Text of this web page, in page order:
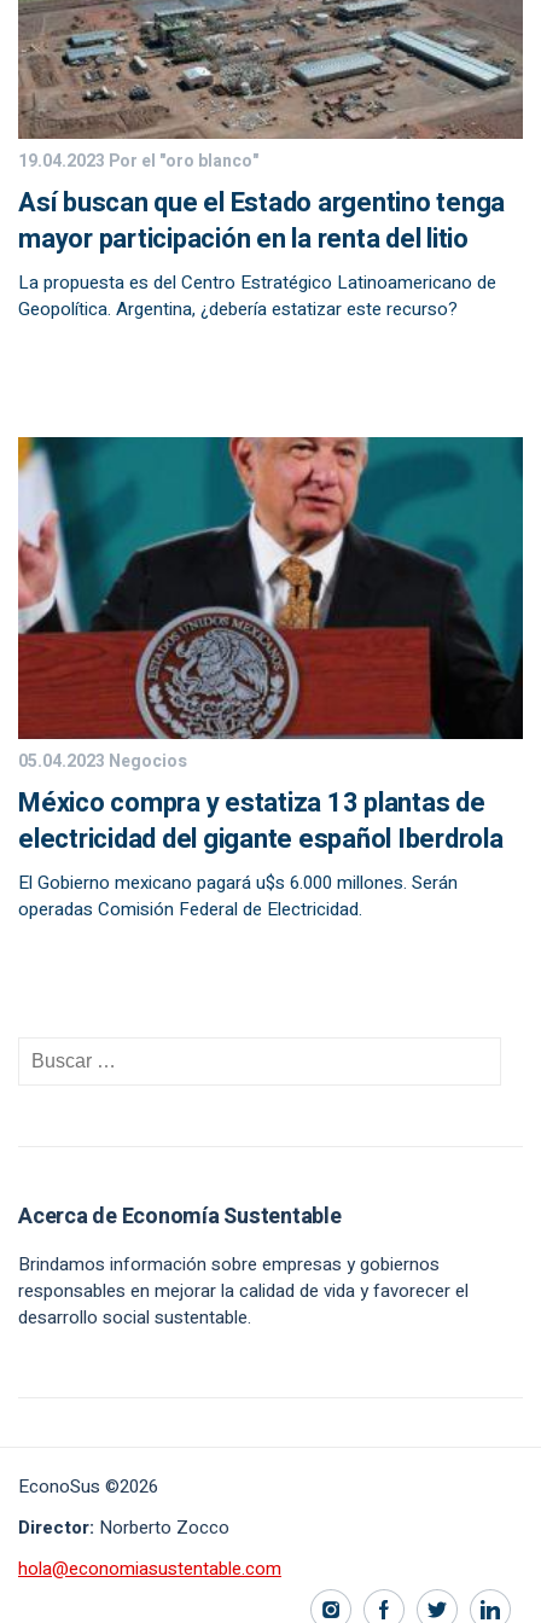
19.04.2023 Por el "oro blanco"
Así buscan que el Estado argentino tenga
mayor participación en la renta del litio
La propuesta es del Centro Estratégico Latinoamericano de
Geopolítica. Argentina, ¿debería estatizar este recurso?
05.04.2023 Negocios
México compra y estatiza 13 plantas de
electricidad del gigante español Iberdrola
El Gobierno mexicano pagará u$s 6.000 millones. Serán
operadas Comisión Federal de Electricidad.
Acerca de Economía Sustentable
Brindamos información sobre empresas y gobiernos
responsables en mejorar la calidad de vida y favorecer el
desarrollo social sustentable.
EconoSus ©2026
Director: Norberto Zocco
hola@economiasustentable.com